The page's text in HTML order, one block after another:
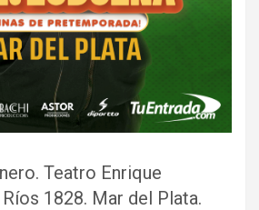
Teatro Enrique
1828. Mar del Plata.